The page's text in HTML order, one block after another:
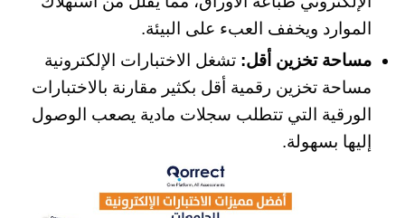
الموارد ويخفف العبء على البيئة.
مساحة تخزين أقل: تشغل الاختبارات الإلكترونية
مساحة تخزين رقمية أقل بكثير مقارنة بالاختبارات
الورقية التي تتطلب سجلات مادية يصعب الوصول
إليها بسهولة.